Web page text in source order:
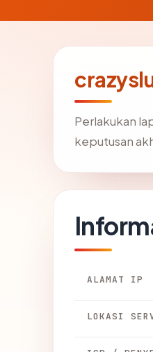
Perlakukan
keputusan
ALAMAT IP
LOKASI